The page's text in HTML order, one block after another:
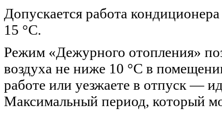
Допускается работа
15 °C.
Режим «Дежурного отопления»
воздуха не ниже 10 °C в
работе или уезжаете в отпуск —
Максимальный период, который